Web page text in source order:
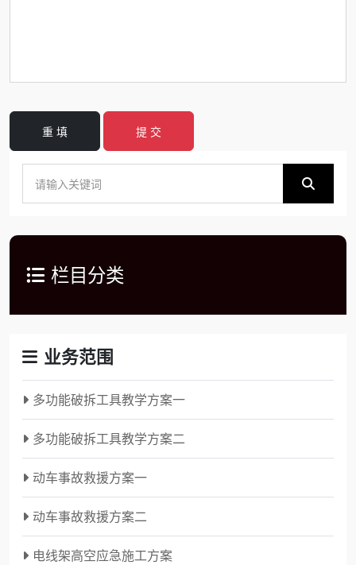
重 填 提 交
栏目分类
业务范围
多功能破拆工具教学方案一
多功能破拆工具教学方案二
动车事故救援方案一
动车事故救援方案二
电线架高空应急施工方案